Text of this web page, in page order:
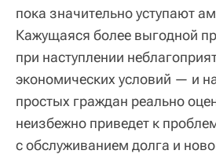
пока значительно уступают
Кажущаяся более выгодной
при наступлении
экономических условий — и
простых граждан реально
неизбежно приведет к
с обслуживанием долга и